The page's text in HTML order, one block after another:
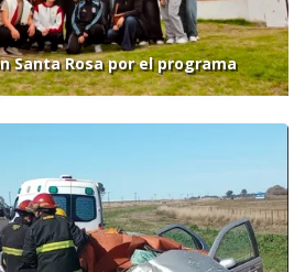
Santa Rosa por el programa